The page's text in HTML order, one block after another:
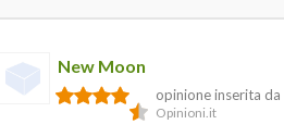
New Moon
opinione inserita da
Opinioni.it